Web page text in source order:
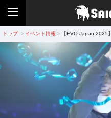
トップ > イベント情報 > 【EVO Japan 2025